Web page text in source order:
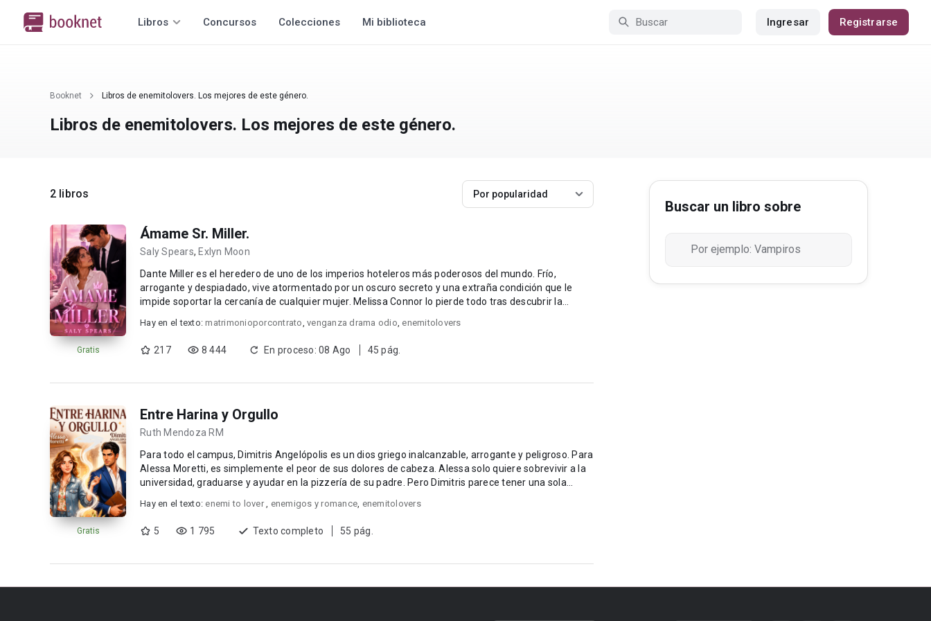
Libros Concursos Colecciones Mi biblioteca Ingresar Registrarse
Booknet Libros de enemitolovers. Los mejores de este género.
Libros de enemitolovers. Los mejores de este género.
2 libros Por popularidad
Gratis
Ámame Sr. Miller.
Saly Spears, Exlyn Moon
Dante Miller es el heredero de uno de los imperios hoteleros más poderosos del mundo. Frío,
arrogante y despiadado, vive atormentado por un oscuro secreto y una extraña condición que le
impide soportar la cercanía de cualquier mujer. Melissa Connor lo pierde todo tras descubrir la
Hay en el texto:matrimonioporcontrato, venganza drama odio, enemitolovers
217 8 444 En proceso: 08 Ago 45 pág.
Gratis
Entre Harina y Orgullo
Ruth Mendoza RM
Para todo el campus, Dimitris Angelópolis es un dios griego inalcanzable, arrogante y peligroso. Para
Alessa Moretti, es simplemente el peor de sus dolores de cabeza. Alessa solo quiere sobrevivir a la
universidad, graduarse y ayudar en la pizzería de su padre. Pero Dimitris parece tener una sola...
Hay en el texto: enemi to lover , enemigos y romance, enemitolovers
5 1 795 Texto completo 55 pág.
Buscar un libro sobre